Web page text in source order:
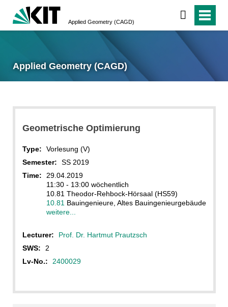
Applied Geometry (CAGD)
Applied Geometry (CAGD)
Geometrische Optimierung
Type:
Vorlesung (V)
Semester:
SS 2019
Time:
29.04.2019
11:30 - 13:00 wöchentlich
10.81 Theodor-Rehbock-Hörsaal (HS59)
10.81Bauingenieure, Altes Bauingenieurgebäude
weitere...
Lecturer:
Prof. Dr. Hartmut Prautzsch
SWS:
2
Lv-No.:
2400029